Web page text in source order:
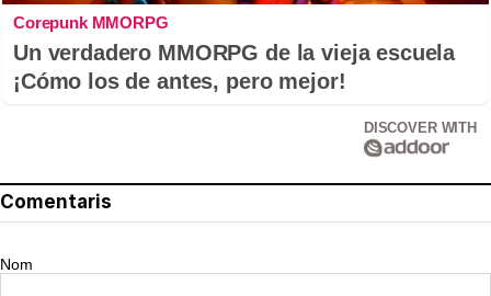
Corepunk MMORPG
Un verdadero MMORPG de la vieja escuela
¡Cómo los de antes, pero mejor!
DISCOVER WITH
Comentaris
Nom